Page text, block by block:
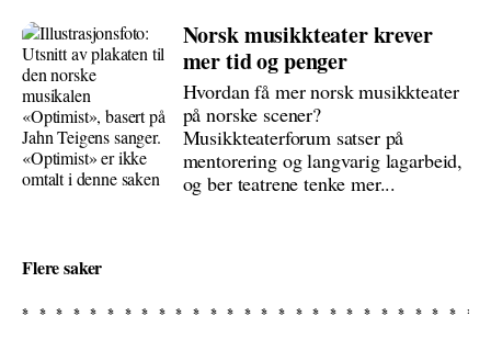
Norsk musikkteater krever
mer tid og penger
Hvordan få mer norsk musikkteater
på norske scener?
Musikkteaterforum satser på
mentorering og langvarig lagarbeid,
og ber teatrene tenke mer...
Flere saker